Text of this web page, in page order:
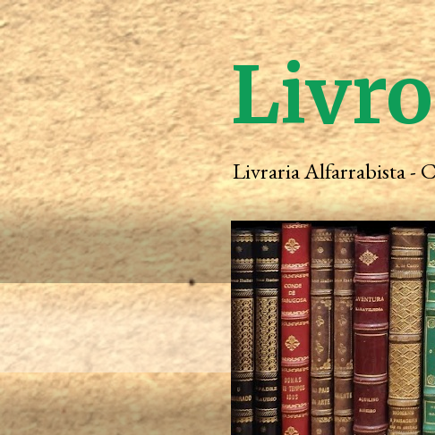
Livraria Alfarrabista -